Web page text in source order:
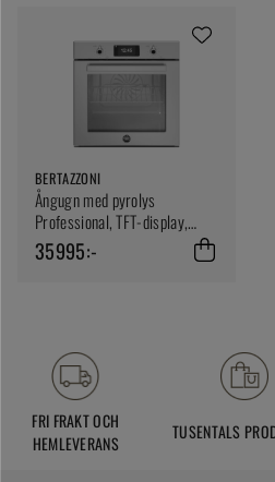
BERTAZZONI
Ångugn med pyrolys
Professional, TFT-display,
Rostfri - Bertazzoni
35995:-
FRI FRAKT OCH
HEMLEVERANS
TUSENTALS